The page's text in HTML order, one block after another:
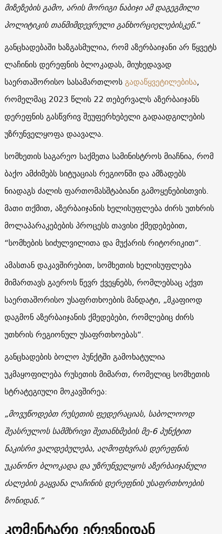
მიზეზების გამო, არის მორიგი ნაბიჯი ამ დაგეგმილი
პოლიტიკის თანმიმდევრული განხორციელებისკენ.“
განცხადებაში ხაზგასმულია, რომ აზერბაიჯანი არ წყვეტს
ლაჩინის დერეფნის ბლოკადას, მიუხედავად
საერთაშორისო სასამართლოსგადაწყვეტილებისა,
რომელმაც 2023 წლის 22 თებერვალს აზერბაიჯანს
დერეფნის გასწვრივ შეუფერხებელი გადაადგილების
უზრუნველყოფა დაავალა.
სომხეთის საგარეო საქმეთა სამინისტროს მიაჩნია, რომ
ბაქო ამძიმებს სიტუაციას რეგიონში და ამზადებს
ნიადაგს ძალის ფართომასშტაბიანი გამოყენებისთვის.
მათი თქმით, აზერბაიჯანის ხელისუფლება ძირს უთხრის
მოლაპარაკებების პროცესს თავისი ქმედებებით,
“სომხების სიძულვილითა და მუქარის რიტორიკით“.
ამასთან დაკავშირებით, სომხეთის ხელისუფლება
მიმართავს გაეროს წევრ ქვეყნებს, რომლებსაც აქვთ
საერთაშორისო უსაფრთხოების მანდატი, „მკაფიოდ
დაგმონ აზერბაიჯანის ქმედებები, რომლებიც ძირს
უთხრის რეგიონულ უსაფრთხოებას“.
განცხადების ბოლო პუნქტში გამოხატულია
უკმაყოფილება რუსეთის მიმართ, რომელიც სომხეთის
სტრატეგიული მოკავშირეა:
„მოვუწოდებთ რუსეთის ფედერაციას, საბოლოოდ
შეასრულოს სამმხრივი შეთანხმების მე-6 პუნქტით
ნაკისრი ვალდებულება, აღმოფხვრას დერეფნის
უკანონო ბლოკადა და უზრუნველყოს აზერბაიჯანული
ძალების გაყვანა ლაჩინის დერეფნის უსაფრთხოების
ზონიდან.”